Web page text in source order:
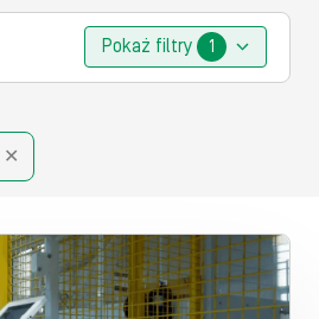
Pokaż filtry 1
✕